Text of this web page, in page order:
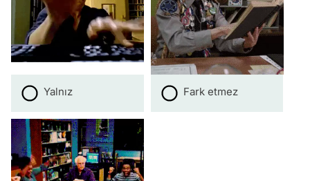
Yalnız Fark etmez